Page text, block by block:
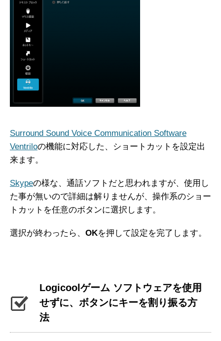
Surround Sound Voice Communication Software
Ventriloの機能に対応した、ショートカットを設定出
来ます。
Skypeの様な、通話ソフトだと思われますが、使用し
た事が無いので詳細は解りませんが、操作系のショー
トカットを任意のボタンに選択します。
選択が終わったら、 OKを押して設定を完了します。
Logicoolゲーム ソフトウェアを使用
せずに、ボタンにキーを割り振る方
法